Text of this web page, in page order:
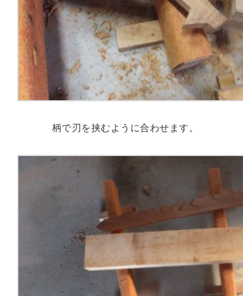
柄で刃を挟むように合わせます。